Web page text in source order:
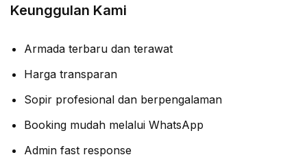
Keunggulan Kami
Armada terbaru dan terawat
Harga transparan
Sopir profesional dan berpengalaman
Booking mudah melalui WhatsApp
Admin fast response